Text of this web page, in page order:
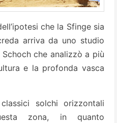
che la Sfinge sia
arriva da uno studio
che analizzò a più
e la profonda vasca
solchi orizzontali
zona, in quanto